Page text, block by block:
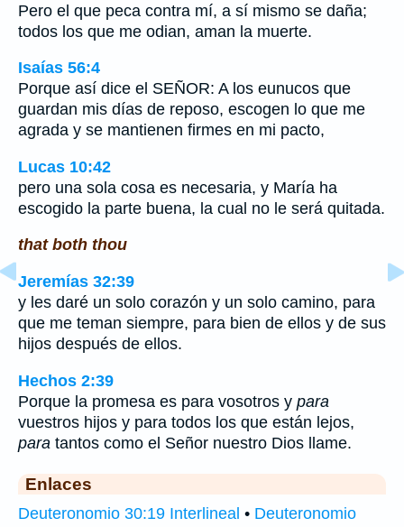
Pero el que peca contra mí, a sí mismo se daña;
todos los que me odian, aman la muerte.
Isaías 56:4
Porque así dice el SEÑOR: A los eunucos que
guardan mis días de reposo, escogen lo que me
agrada y se mantienen firmes en mi pacto,
Lucas 10:42
pero una sola cosa es necesaria, y María ha
escogido la parte buena, la cual no le será quitada.
that both thou
Jeremías 32:39
y les daré un solo corazón y un solo camino, para
que me teman siempre, para bien de ellos y de sus
hijos después de ellos.
Hechos 2:39
Porque la promesa es para vosotros y para
vuestros hijos y para todos los que están lejos,
para tantos como el Señor nuestro Dios llame.
Enlaces
Deuteronomio 30:19 Interlineal • Deuteronomio